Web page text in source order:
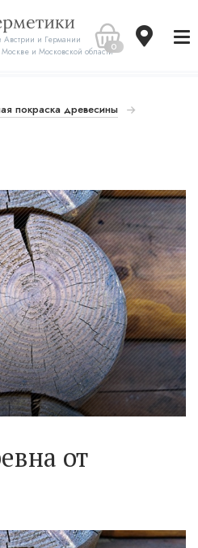
Австрии и Германии
и Московской области0
покраска древесины
от